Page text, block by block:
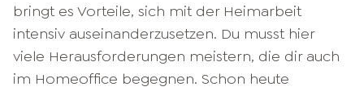
bringt es Vorteile, sich mit der Heimarbeit
intensiv auseinanderzusetzen. Du musst hier
viele Herausforderungen meistern, die dir auch
im Homeoffice begegnen. Schon heute